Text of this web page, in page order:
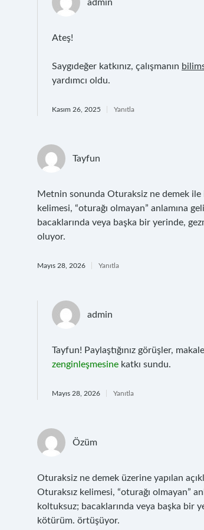
admin
Ateş!
Saygıdeğer katkınız, çalışmanın
yardımcı oldu.
Kasım 26, 2025 Yanıtla
Tayfun
Metnin sonunda Oturaksiz ne demek
kelimesi, “oturağı olmayan” anlamına
bacaklarında veya başka bir yerinde,
oluyor.
Mayıs 28, 2026 Yanıtla
admin
Tayfun! Paylaştığınız görüşler,
zenginleşmesine katkı sundu.
Mayıs 28, 2026 Yanıtla
Özüm
Oturaksiz ne demek üzerine yapılan
Oturaksız kelimesi, “oturağı olmayan”
koltuksuz; bacaklarında veya başka bir
kötürüm. örtüşüyor.